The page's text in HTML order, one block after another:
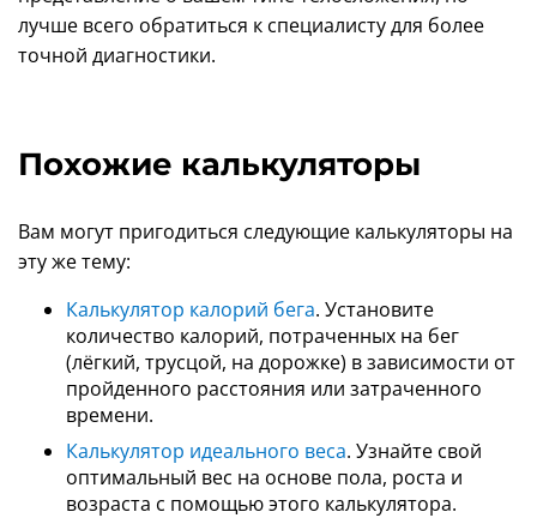
лучше всего обратиться к специалисту для более
точной диагностики.
Похожие калькуляторы
Вам могут пригодиться следующие калькуляторы на
эту же тему:
Калькулятор калорий бега. Установите
количество калорий, потраченных на бег
(лёгкий, трусцой, на дорожке) в зависимости от
пройденного расстояния или затраченного
времени.
Калькулятор идеального веса. Узнайте свой
оптимальный вес на основе пола, роста и
возраста с помощью этого калькулятора.